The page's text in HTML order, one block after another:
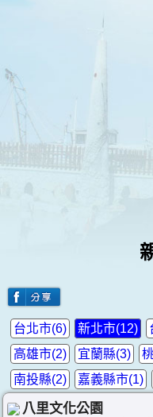
台北市(6) 新北市(12)
高雄市(2)
宜蘭縣(3)
南投縣(2)
嘉義縣市(1)
八里文化公園